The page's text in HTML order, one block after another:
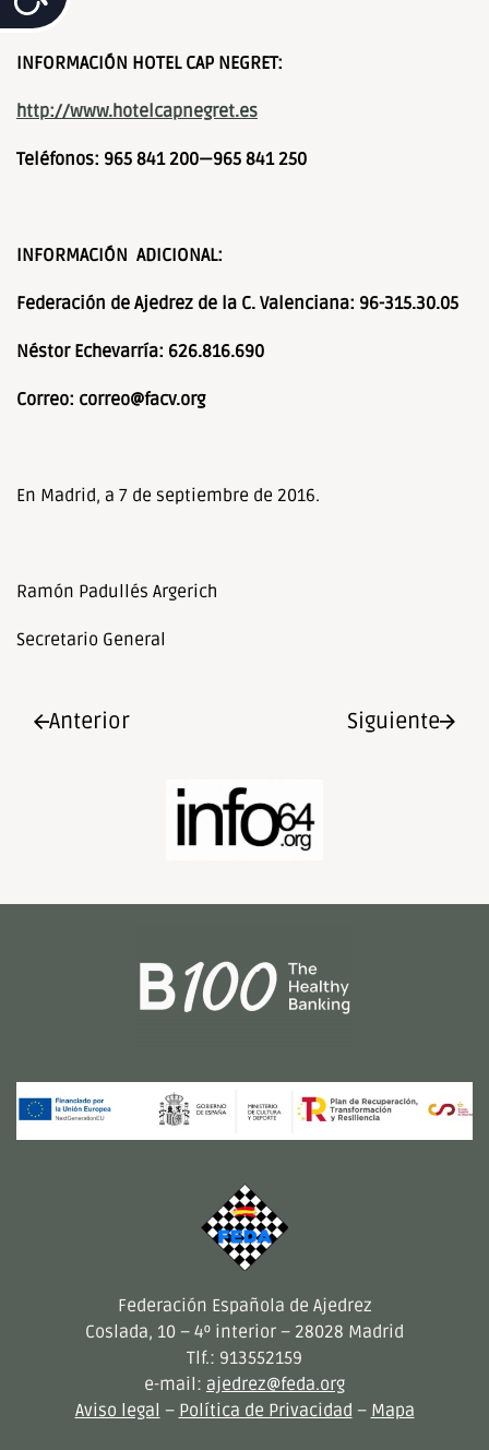
INFORMACIÓN HOTEL CAP NEGRET:
http://www.hotelcapnegret.es
Teléfonos: 965 841 200—965 841 250
INFORMACIÓN ADICIONAL:
Federación de Ajedrez de la C. Valenciana: 96-315.30.05
Néstor Echevarría: 626.816.690
Correo: correo@facv.org
En Madrid, a 7 de septiembre de 2016.
Ramón Padullés Argerich
Secretario General
Anterior Siguiente
Federación Española de Ajedrez
Coslada, 10 – 4º interior – 28028 Madrid
Tlf.: 913552159
e-mail: ajedrez@feda.org
Aviso legal – Política de Privacidad – Mapa